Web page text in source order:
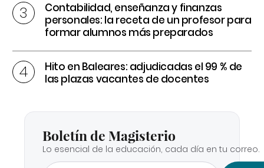
Contabilidad, enseñanza y finanzas
personales: la receta de un profesor para
formar alumnos más preparados
Hito en Baleares: adjudicadas el 99 % de
las plazas vacantes de docentes
Boletín de Magisterio
Lo esencial de la educación, cada día en tu correo.